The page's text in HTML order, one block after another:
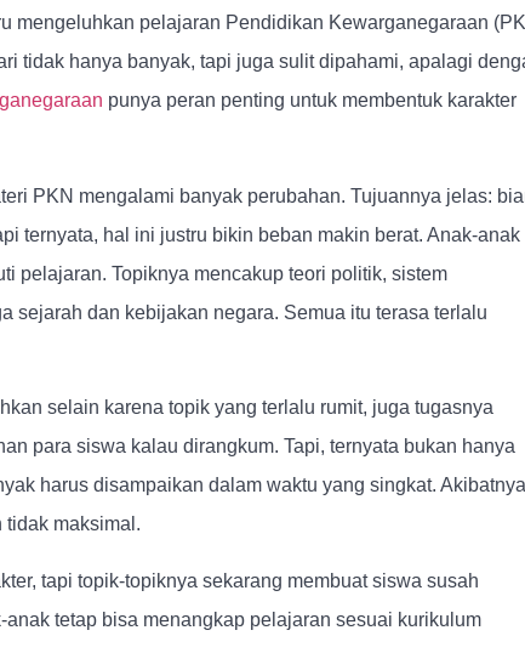
mengeluhkan pelajaran Pendidikan Kewarganegaraan
tidak hanya banyak, tapi juga sulit dipahami, apalagi
punya peran penting untuk membentuk karakter
PKN mengalami banyak perubahan. Tujuannya jelas:
ternyata, hal ini justru bikin beban makin berat. Anak-anak
pelajaran. Topiknya mencakup teori politik, sistem
sejarah dan kebijakan negara. Semua itu terasa terlalu
selain karena topik yang terlalu rumit, juga tugasnya
para siswa kalau dirangkum. Tapi, ternyata bukan hanya
harus disampaikan dalam waktu yang singkat.
maksimal.
tapi topik-topiknya sekarang membuat siswa susah
tetap bisa menangkap pelajaran sesuai kurikulum